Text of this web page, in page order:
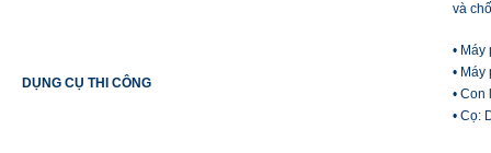
và
DỤNG CỤ THI CÔNG
•
•
•
• Cọ: